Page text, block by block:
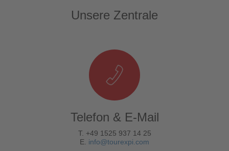
Unsere Zentrale
Telefon & E-Mail
T. +49 1525 937 14 25
E. info@tourexpi.com